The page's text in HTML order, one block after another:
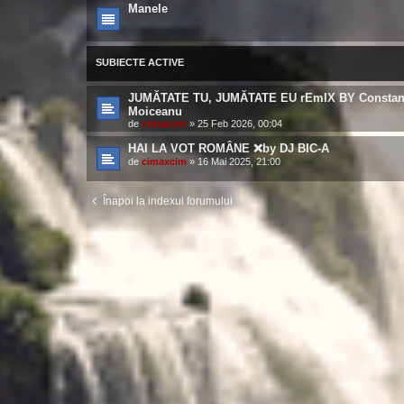
Manele
SUBIECTE ACTIVE
JUMĂTATE TU, JUMĂTATE EU rEmIX BY
Moiceanu
de cimaxcim » 25 Feb 2026, 00:04
HAI LA VOT ROMÂNE ❌️by DJ BIC-A
de cimaxcim » 16 Mai 2025, 21:00
Înapoi la indexul forumului